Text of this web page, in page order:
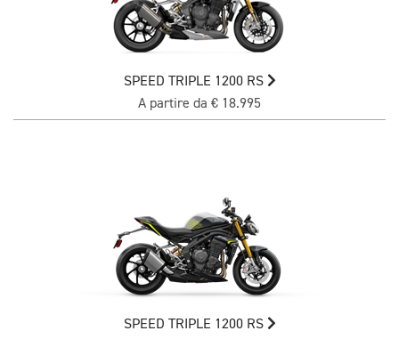
SPEED TRIPLE 1200 RS
A partire da € 18.995
SPEED TRIPLE 1200 RS